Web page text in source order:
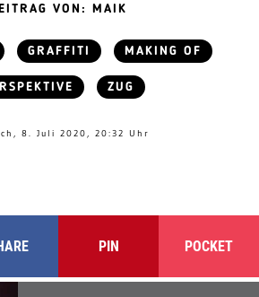
VON: MAIK
GRAFFITI MAKING OF
ZUG
8. Juli 2020, 20:32 Uhr
PIN POCKET